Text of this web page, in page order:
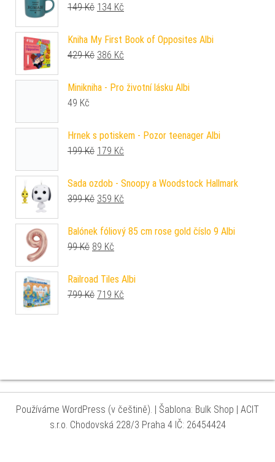
149Kč Původní cena byla: 149 Kč.
134 Kč
Kniha My First Book of Opposites Albi
429Kč Původní cena byla: 429 Kč.
386 Kč
Minikniha - Pro životní lásku Albi
49 Kč
Hrnek s potiskem - Pozor teenager Albi
199Kč Původní cena byla: 199 Kč.
179 Kč
Sada ozdob - Snoopy a Woodstock Hallmark
399Kč Původní cena byla: 399 Kč.
359 Kč
Balónek fóliový 85 cm rose gold číslo 9 Albi
99Kč Původní cena byla: 99 Kč.
89 Kč
Railroad Tiles Albi
799Kč Původní cena byla: 799 Kč.
719 Kč
Používáme WordPress (v češtině). Šablona: Bulk Shop
| ACIT
s.r.o. Chodovská 228/3 Praha 4 IČ: 26454424